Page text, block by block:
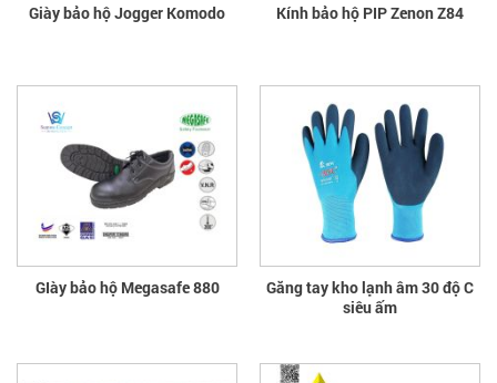
Giày bảo hộ Jogger Komodo Kính bảo hộ PIP Zenon Z84
GIày bảo hộ Megasafe 880
Găng tay kho lạnh âm 30 độ C
siêu ấm